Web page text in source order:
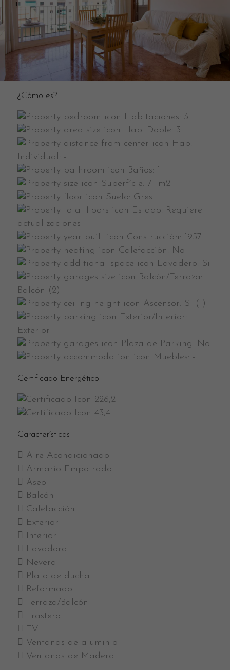
¿Cómo es?
Habitaciones: 3
Hab. Doble: 3
Hab.
Individual: -
Baños: 1
Superfície: 71 m2
Suelo: Gres
Estado: Requiere
actualizaciones
Construcción: 1957
Calefacción: No
Lavadero: Si
Balcón/Terraza:
Balcón (2)
Ascensor: Si (1)
Exterior/Interior:
Exterior
Plaza de Parking: No
Muebles: -
Certificado Energético
226,2
43,4
Características
Aire Acondicionado
Armario Empotrado
Aseo
Balcón
Calefacción
Exterior
Interior
Lavadora
Nevera
Plato de ducha
Reformado
Terraza/Balcón
Trastero
TV
Ventanas de aluminio
Ventanas de Madera